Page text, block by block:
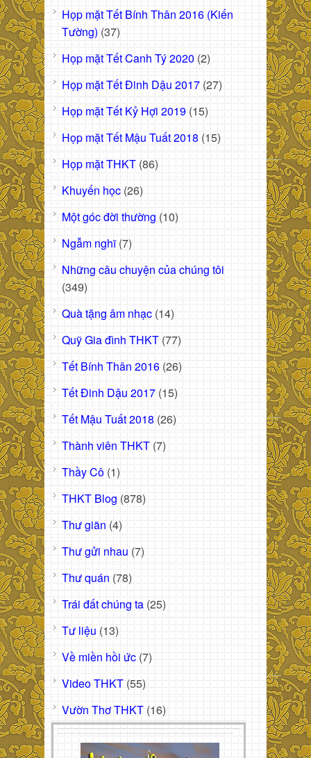
Họp mặt Tết Bính Thân 2016 (Kiến
Tường) (37)
Họp mặt Tết Canh Tý 2020 (2)
Họp mặt Tết Đinh Dậu 2017 (27)
Họp mặt Tết Kỷ Hợi 2019 (15)
Họp mặt Tết Mậu Tuất 2018 (15)
Họp mặt THKT (86)
Khuyến học (26)
Một góc đời thường (10)
Ngẫm nghĩ(7)
Những câu chuyện của chúng tôi
(349)
Quà tặng âm nhạc (14)
Quỹ Gia đình THKT (77)
Tết Bính Thân 2016 (26)
Tết Đinh Dậu 2017 (15)
Tết Mậu Tuất 2018 (26)
Thành viên THKT (7)
Thầy Cô (1)
THKT Blog (878)
Thư giãn (4)
Thư gửi nhau (7)
Thư quán (78)
Trái đất chúng ta (25)
Tư liệu (13)
Về miền hồi ức (7)
Video THKT (55)
Vườn Thơ THKT (16)